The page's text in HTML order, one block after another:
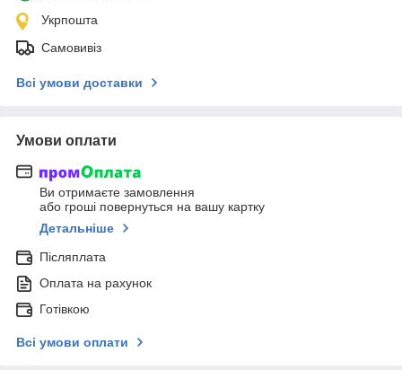
Укрпошта
Самовивіз
Всі умови доставки
Умови оплати
Ви отримаєте замовлення
або гроші повернуться на вашу картку
Детальніше
Післяплата
Оплата на рахунок
Готівкою
Всі умови оплати